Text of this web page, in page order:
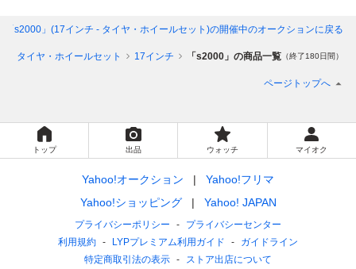
「s2000」(17インチ - タイヤ・ホイールセット)の開催中のオークションに戻る
タイヤ・ホイールセット 17インチ 「s2000」の商品一覧 （終了180日間）
ページトップへ
トップ 出品 ウォッチ マイオク
Yahoo!オークション
Yahoo!フリマ
Yahoo!ショッピング
Yahoo! JAPAN
プライバシーポリシー
プライバシーセンター
利用規約
LYPプレミアム利用ガイド
ガイドライン
特定商取引法の表示
ストア出店について